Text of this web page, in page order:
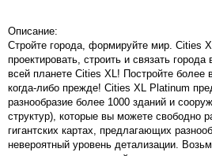
Описание:
Стройте города, формируйте мир. Cities
проектировать, строить и связать
всей планете Cities XL! Постройте
когда-либо прежде! Cities XL Platinum
разнообразие более 1000 зданий и
структур), которые вы можете свободно
гигантских картах, предлагающих
невероятный уровень детализации.